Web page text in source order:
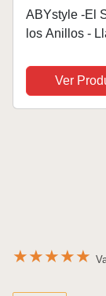
ABYstyle -El
los Anillos -
Ver
★★★★★